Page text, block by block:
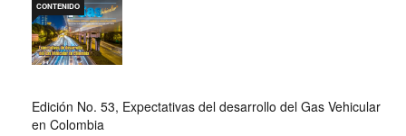
Edición No. 53, Expectativas del desarrollo del Gas Vehicular
en Colombia
CONTENIDO